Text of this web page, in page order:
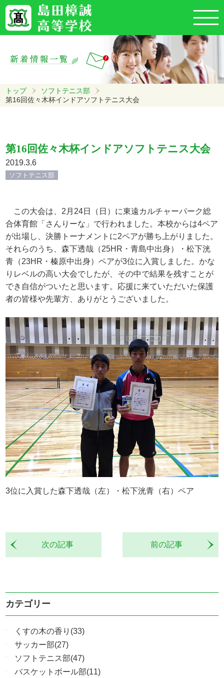
トップ
ソフトテニス部
第16回佐々木杯インドアソフトテニス大会
第16回佐々木杯インドアソフトテニス大会
2019.3.6
ソフトテニス部
この大会は、2月24日（日）に東遠カルチャーパーク総
合体育館「さんりーな」で行われました。本校からは4ペア
が出場し、決勝トーナメントに2ペアが勝ち上がりました。
それらのうち、森下透哉（25HR・青島中出身）・松下洸
青（23HR・榛原中出身）ペアが3位に入賞しました。かな
りレベルの高い大会でしたが、その中で結果を残すことが
でき自信がついたと思います。応援に来ていただいた保護
者の皆様や先輩方、ありがとうございました。
3位に入賞した森下透哉（左）・松下洸青（右）ペア
前の記事
次の記事
カテゴリー
くすの木の香り(33)
サッカー部(27)
ソフトテニス部(47)
バスケットボール部(11)